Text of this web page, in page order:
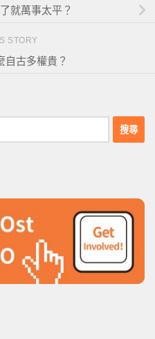
就萬事太平？
STORY
自古多權貴？